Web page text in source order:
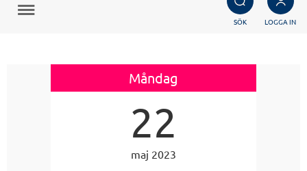
SÖK LOGGA IN
Måndag
22
maj 2023